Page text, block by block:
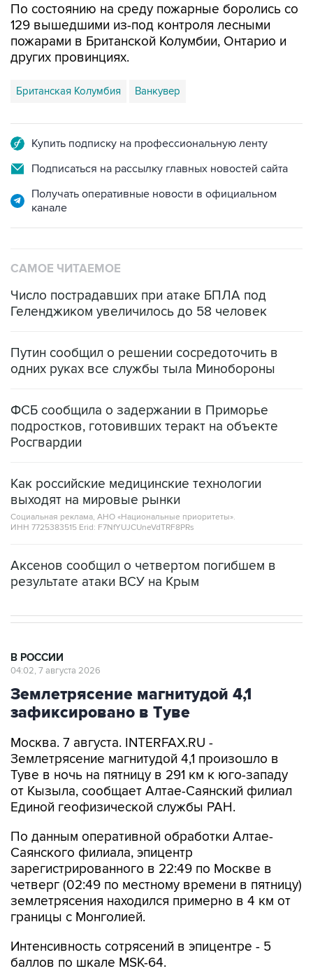
По состоянию на среду пожарные боролись со
129 вышедшими из-под контроля лесными
пожарами в Британской Колумбии, Онтарио и
других провинциях.
Британская Колумбия Ванкувер
Купить подписку на профессиональную ленту
Подписаться на рассылку главных новостей сайта
Получать оперативные новости в официальном
канале
САМОЕ ЧИТАЕМОЕ
Число пострадавших при атаке БПЛА под
Геленджиком увеличилось до 58 человек
Путин сообщил о решении сосредоточить в
одних руках все службы тыла Минобороны
ФСБ сообщила о задержании в Приморье
подростков, готовивших теракт на объекте
Росгвардии
Как российские медицинские технологии
выходят на мировые рынки
Социальная реклама, АНО «Национальные приоритеты».
ИНН 7725383515 Erid: F7NfYUJCUneVdTRF8PRs
Аксенов сообщил о четвертом погибшем в
результате атаки ВСУ на Крым
В РОССИИ
04:02, 7 августа 2026
Землетрясение магнитудой 4,1
зафиксировано в Туве
Москва. 7 августа. INTERFAX.RU -
Землетрясение магнитудой 4,1 произошло в
Туве в ночь на пятницу в 291 км к юго-западу
от Кызыла, сообщает Алтае-Саянский филиал
Единой геофизической службы РАН.
По данным оперативной обработки Алтае-
Саянского филиала, эпицентр
зарегистрированного в 22:49 по Москве в
четверг (02:49 по местному времени в пятницу)
землетрясения находился примерно в 4 км от
границы с Монголией.
Интенсивность сотрясений в эпицентре - 5
баллов по шкале MSK-64.